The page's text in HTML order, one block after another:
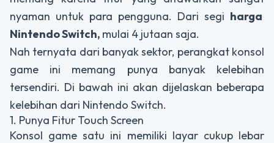
nyaman untuk para pengguna. Dari segi harga
Nintendo Switch, mulai 4 jutaan saja.
Nah ternyata dari banyak sektor, perangkat konsol
game ini memang punya banyak kelebihan
tersendiri. Di bawah ini akan dijelaskan beberapa
kelebihan dari Nintendo Switch.
1. Punya Fitur Touch Screen
Konsol game satu ini memiliki layar cukup lebar